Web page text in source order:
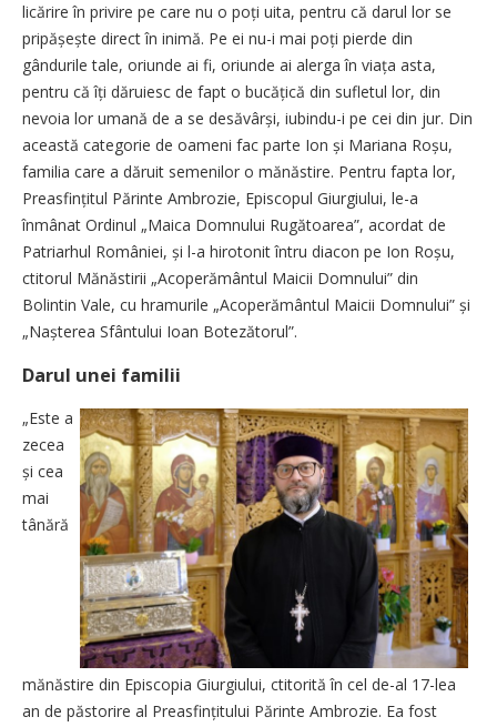
licărire în privire pe care nu o poți uita, pentru că darul lor se
pripășește direct în inimă. Pe ei nu-i mai poți pierde din
gândurile tale, oriunde ai fi, oriunde ai alerga în viața asta,
pentru că îți dăruiesc de fapt o bucățică din sufletul lor, din
nevoia lor umană de a se desăvârși, iubindu-i pe cei din jur. Din
această categorie de oameni fac parte Ion și Mariana Roșu,
familia care a dăruit semenilor o mănăstire. Pentru fapta lor,
Preasfințitul Părinte Ambrozie, Episcopul Giurgiului, le-a
înmânat Ordinul „Maica Domnului Rugătoarea”, acordat de
Patriarhul României, și l-a hirotonit întru diacon pe Ion Roșu,
ctitorul Mănăstirii „Acoperământul Maicii Domnului” din
Bolintin Vale, cu hramurile „Acoperământul Maicii Domnului” și
„Nașterea Sfântului Ioan Botezătorul”.
Darul unei familii
„Este a
zecea
și cea
mai
tânără
mănăstire din Episcopia Giurgiului, ctitorită în cel de-al 17-lea
an de păstorire al Preasfințitului Părinte Ambrozie. Ea fost